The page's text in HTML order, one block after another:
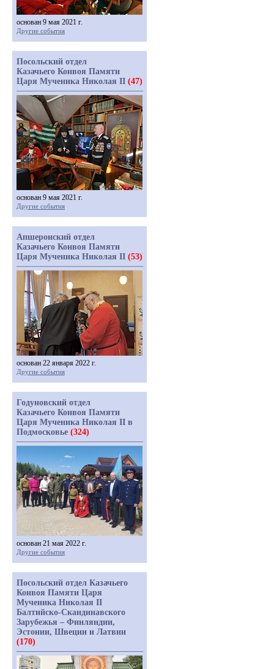
основан 9 мая 2021 г.
Другие события
Посольский отдел
Казачьего Конвоя Памяти
Царя Мученика Николая II (47)
основан 9 мая 2021 г.
Другие события
Апшеронский отдел
Казачьего Конвоя Памяти
Царя Мученика Николая II (53)
основан 22 января 2022 г.
Другие события
Годуновский отдел
Казачьего Конвоя Памяти
Царя Мученика Николая II в
Подмосковье (324)
основан 21 мая 2022 г.
Другие события
Посольский отдел Казачьего
Конвоя Памяти Царя
Мученика Николая II
Балтийско-Скандинавского
Зарубежья – Финляндии,
Эстонии, Швеции и Латвии
(170)